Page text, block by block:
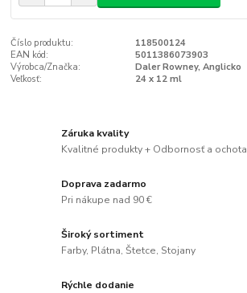
Číslo produktu:
118500124
EAN kód:
5011386073903
Výrobca/Značka:
Daler Rowney, Anglicko
Veľkosť:
24 x 12 ml
Záruka kvality
Kvalitné produkty + Odbornosť a ochota
Doprava zadarmo
Pri nákupe nad 90 €
Široký sortiment
Farby, Plátna, Štetce, Stojany
Rýchle dodanie